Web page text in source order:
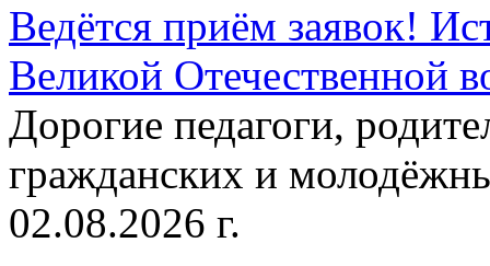
Ведётся приём заявок!
Великой Отечественной
Дорогие педагоги,
гражданских и
02.08.2026 г.